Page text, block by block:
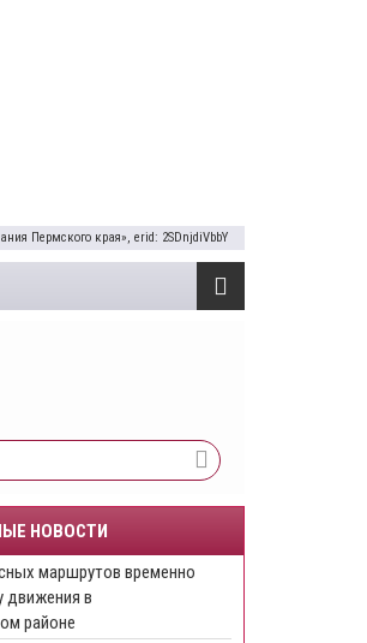
Пермского края», erid: 2SDnjdiVbbY
НОВОСТИ
маршрутов временно
движения в
районе